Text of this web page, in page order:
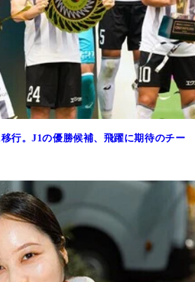
行。J1の優勝候補、飛躍に期待のチー